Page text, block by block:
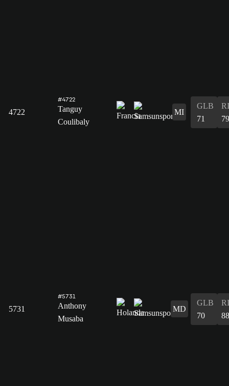
4722
#4722
Tanguy
Coulibaly
MI
GLB
71
79
5731
#5731
Anthony
Musaba
MD
GLB
70
88